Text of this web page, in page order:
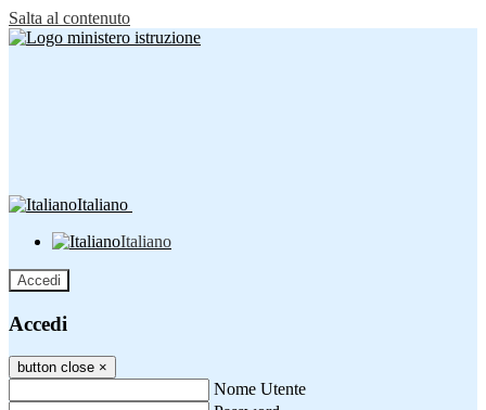
Salta al contenuto
Italiano
Italiano
Accedi
Accedi
button close ×
Nome Utente